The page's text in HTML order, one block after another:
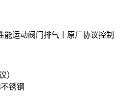
能运动阀门排气丨原厂协议控制
）
锈钢